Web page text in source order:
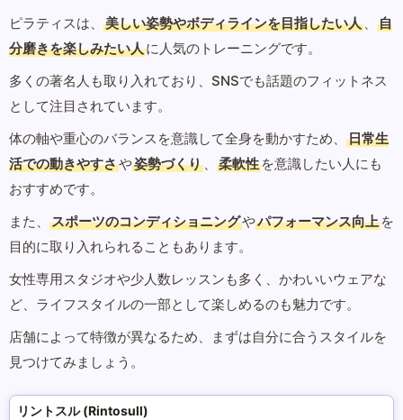
ピラティスは、 美しい姿勢やボディラインを目指したい人 、
自
分磨きを楽しみたい人に人気のトレーニングです。
多くの著名人も取り入れており、SNSでも話題のフィットネス
として注目されています。
体の軸や重心のバランスを意識して全身を動かすため、
日常生
活での動きやすさや姿勢づくり 、 柔軟性 を意識したい人にも
おすすめです。
また、
スポーツのコンディショニングやパフォーマンス向上 を
目的に取り入れられることもあります。
女性専用スタジオや少人数レッスンも多く、かわいいウェアな
ど、ライフスタイルの一部として楽しめるのも魅力です。
店舗によって特徴が異なるため、まずは自分に合うスタイルを
見つけてみましょう。
リントスル (Rintosull)